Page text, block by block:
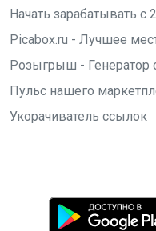
Начать зарабатывать с
Picabox.ru - Лучшее
Розыгрыш - Генератор
Пульс нашего
Укорачиватель ссылок